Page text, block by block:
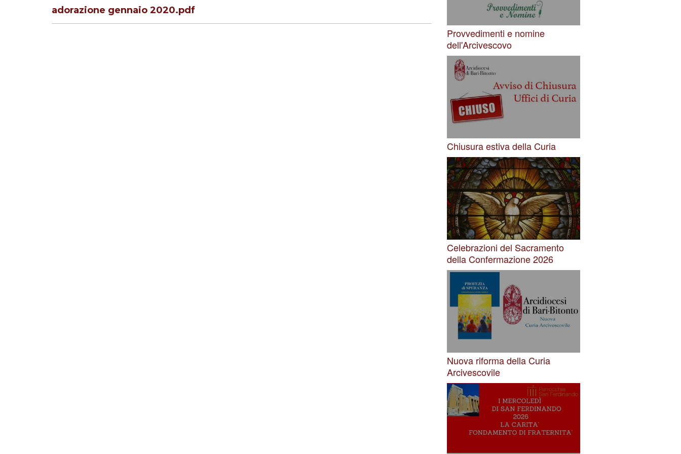
adorazione gennaio 2020.pdf
Provvedimenti e nomine
dell'Arcivescovo
Chiusura estiva della Curia
Celebrazioni del Sacramento
della Confermazione 2026
Nuova riforma della Curia
Arcivescovile